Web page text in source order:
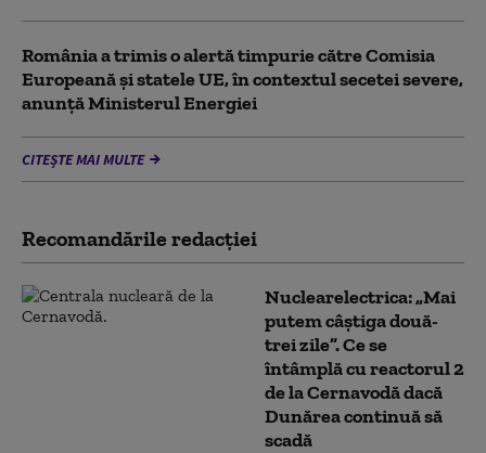
România a trimis o alertă timpurie către Comisia
Europeană și statele UE, în contextul secetei severe,
anunță Ministerul Energiei
CITEȘTE MAI MULTE
Recomandările redacţiei
Nuclearelectrica: „Mai
putem câștiga două-
trei zile”. Ce se
întâmplă cu reactorul 2
de la Cernavodă dacă
Dunărea continuă să
scadă